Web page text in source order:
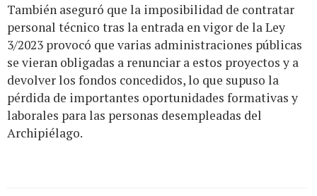
También aseguró que la imposibilidad de contratar
personal técnico tras la entrada en vigor de la Ley
3/2023 provocó que varias administraciones públicas
se vieran obligadas a renunciar a estos proyectos y a
devolver los fondos concedidos, lo que supuso la
pérdida de importantes oportunidades formativas y
laborales para las personas desempleadas del
Archipiélago.